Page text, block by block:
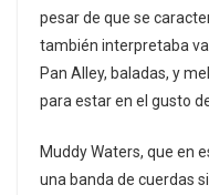
pesar de que se
también interpretaba
Pan Alley, baladas, y
para estar en el gusto
Muddy Waters, que en
una banda de cuerdas